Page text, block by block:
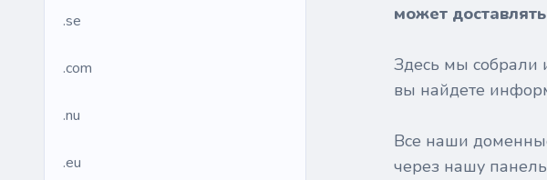
.se
.com
.nu
.eu
может
Здесь мы собрали
вы найдете
Все наши
через нашу